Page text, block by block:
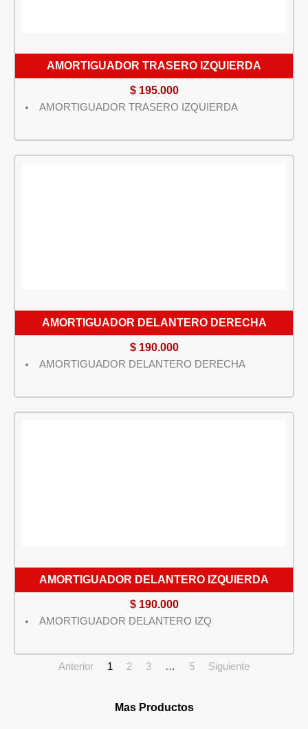
AMORTIGUADOR TRASERO IZQUIERDA
$195.000
AMORTIGUADOR TRASERO IZQUIERDA
AMORTIGUADOR DELANTERO DERECHA
$190.000
AMORTIGUADOR DELANTERO DERECHA
AMORTIGUADOR DELANTERO IZQUIERDA
$190.000
AMORTIGUADOR DELANTERO IZQ
Anterior 1 2 3 … 5 Siguiente
Mas Productos